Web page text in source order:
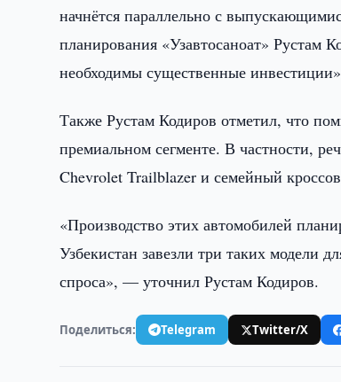
начнётся параллельно с
планирования «Узавтосаноат»
необходимы существенные
Также Рустам Кодиров отметил, что
премиальном сегменте. В частности,
Chevrolet Trailblazer и семейный
«Производство этих автомобилей
Узбекистан завезли три таких модели
спроса», — уточнил Рустам Кодиров.
Поделиться: Telegram Twitter/X